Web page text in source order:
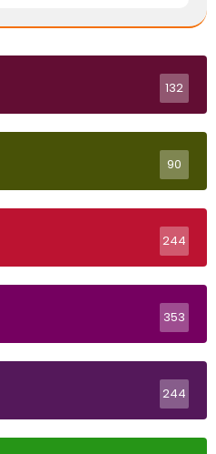
132
90
244
353
244